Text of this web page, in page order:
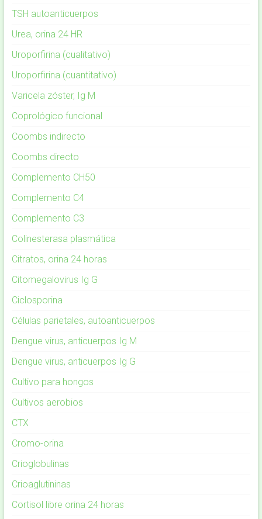
TSH autoanticuerpos
Urea, orina 24 HR
Uroporfirina (cualitativo)
Uroporfirina (cuantitativo)
Varicela zóster, Ig M
Coprológico funcional
Coombs indirecto
Coombs directo
Complemento CH50
Complemento C4
Complemento C3
Colinesterasa plasmática
Citratos, orina 24 horas
Citomegalovirus Ig G
Ciclosporina
Células parietales, autoanticuerpos
Dengue virus, anticuerpos Ig M
Dengue virus, anticuerpos Ig G
Cultivo para hongos
Cultivos aerobios
CTX
Cromo-orina
Crioglobulinas
Crioaglutininas
Cortisol libre orina 24 horas